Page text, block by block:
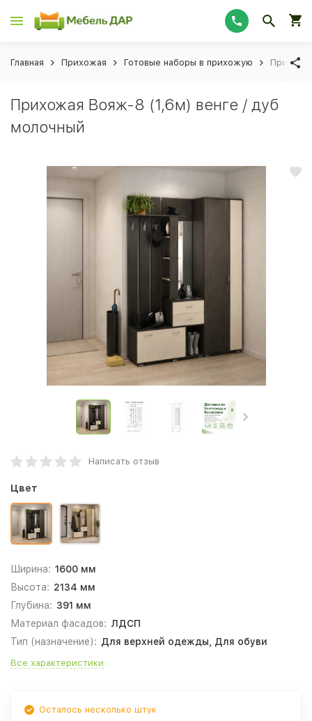
Главная Прихожая Готовые наборы в прихожую
Прихожая Вояж-8 (1,6м) венге / дуб
молочный
Написать отзыв
Цвет
Ширина: 1600 мм
Высота: 2134 мм
Глубина: 391 мм
Материал фасадов: ЛДСП
Тип (назначение): Для верхней одежды, Для обуви
Все характеристики
Осталось несколько штук